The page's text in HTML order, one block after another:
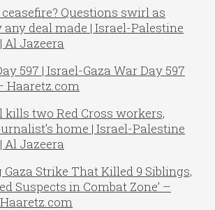
ceasefire? Questions swirl as
any deal made | Israel-Palestine
Al Jazeera
597 | Israel-Gaza War Day 597
Haaretz.com
kills two Red Cross workers,
home | Israel-Palestine
Al Jazeera
Strike That Killed 9 Siblings,
Suspects in Combat Zone’ –